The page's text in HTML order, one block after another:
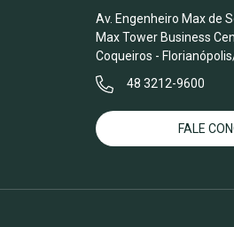
Av. Engenheiro Max de
Max Tower Business
Coqueiros -
48 3212-9600
FALE